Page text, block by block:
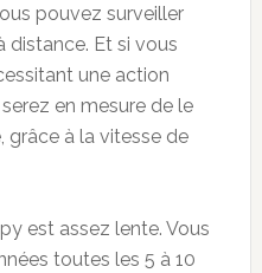
pouvez surveiller
distance. Et si vous
une action
en mesure de le
grâce à la vitesse de
est assez lente. Vous
toutes les 5 à 10